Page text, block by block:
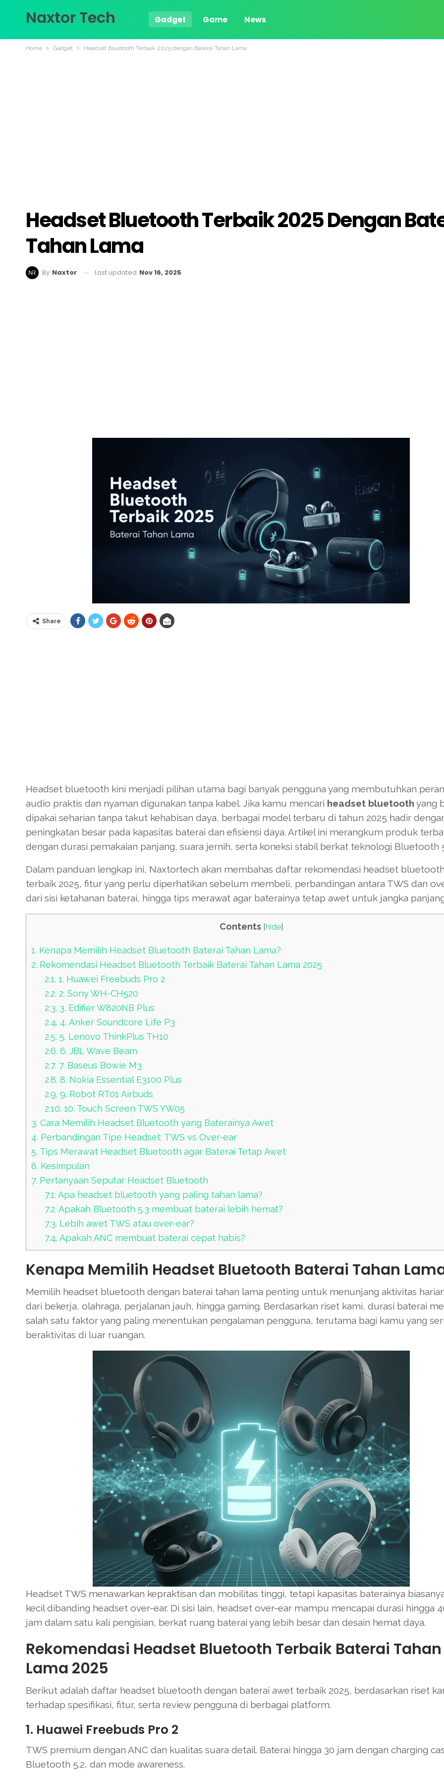
Naxtor Tech Gadget Game News
Home Gadget Headset Bluetooth Terbaik 2025 dengan Baterai Tahan Lama
Headset Bluetooth Terbaik 2025 Dengan
Tahan Lama
By Naxtor Last updated Nov 16, 2025
Share
Headset bluetooth kini menjadi pilihan utama bagi banyak pengguna yang membutuhkan
audio praktis dan nyaman digunakan tanpa kabel. Jika kamu mencari headset bluetooth yang
dipakai seharian tanpa takut kehabisan daya, berbagai model terbaru di tahun 2025 hadir
peningkatan besar pada kapasitas baterai dan efisiensi daya. Artikel ini merangkum produk
dengan durasi pemakaian panjang, suara jernih, serta koneksi stabil berkat teknologi Bluetooth
Dalam panduan lengkap ini, Naxtortech akan membahas daftar rekomendasi headset
terbaik 2025, fitur yang perlu diperhatikan sebelum membeli, perbandingan antara TWS dan
dari sisi ketahanan baterai, hingga tips merawat agar baterainya tetap awet untuk jangka
Contents [hide]
1. Kenapa Memilih Headset Bluetooth Baterai Tahan Lama?
2. Rekomendasi Headset Bluetooth Terbaik Baterai Tahan Lama 2025
2.1. 1. Huawei Freebuds Pro 2
2.2. 2. Sony WH-CH520
2.3. 3. Edifier W820NB Plus
2.4. 4. Anker Soundcore Life P3
2.5. 5. Lenovo ThinkPlus TH10
2.6. 6. JBL Wave Beam
2.7. 7. Baseus Bowie M3
2.8. 8. Nokia Essential E3100 Plus
2.9. 9. Robot RT01 Airbuds
2.10. 10. Touch Screen TWS YW05
3. Cara Memilih Headset Bluetooth yang Baterainya Awet
4. Perbandingan Tipe Headset: TWS vs Over-ear
5. Tips Merawat Headset Bluetooth agar Baterai Tetap Awet
6. Kesimpulan
7. Pertanyaan Seputar Headset Bluetooth
7.1. Apa headset bluetooth yang paling tahan lama?
7.2. Apakah Bluetooth 5.3 membuat baterai lebih hemat?
7.3. Lebih awet TWS atau over-ear?
7.4. Apakah ANC membuat baterai cepat habis?
Kenapa Memilih Headset Bluetooth Baterai Tahan
Memilih headset bluetooth dengan baterai tahan lama penting untuk menunjang aktivitas
dari bekerja, olahraga, perjalanan jauh, hingga gaming. Berdasarkan riset kami, durasi baterai
salah satu faktor yang paling menentukan pengalaman pengguna, terutama bagi kamu yang
beraktivitas di luar ruangan.
Headset TWS menawarkan kepraktisan dan mobilitas tinggi, tetapi kapasitas baterainya
kecil dibanding headset over-ear. Di sisi lain, headset over-ear mampu mencapai durasi hingga
jam dalam satu kali pengisian, berkat ruang baterai yang lebih besar dan desain hemat daya.
Rekomendasi Headset Bluetooth Terbaik Baterai Tahan
Lama 2025
Berikut adalah daftar headset bluetooth dengan baterai awet terbaik 2025, berdasarkan riset
terhadap spesifikasi, fitur, serta review pengguna di berbagai platform.
1. Huawei Freebuds Pro 2
TWS premium dengan ANC dan kualitas suara detail. Baterai hingga 30 jam dengan charging
Bluetooth 5.2, dan mode awareness.